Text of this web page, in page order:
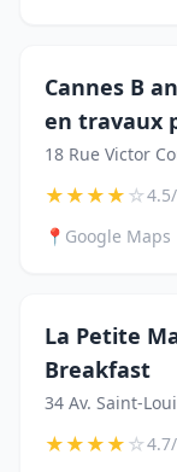
Cannes B
en travaux
18 Rue Victor
★★★★☆
📍 Google Maps
La Petite
Breakfast
34 Av. Saint-
★★★★☆